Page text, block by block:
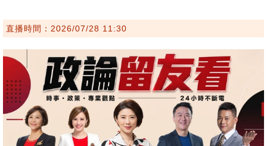
直播時間：2026/07/28 11:30